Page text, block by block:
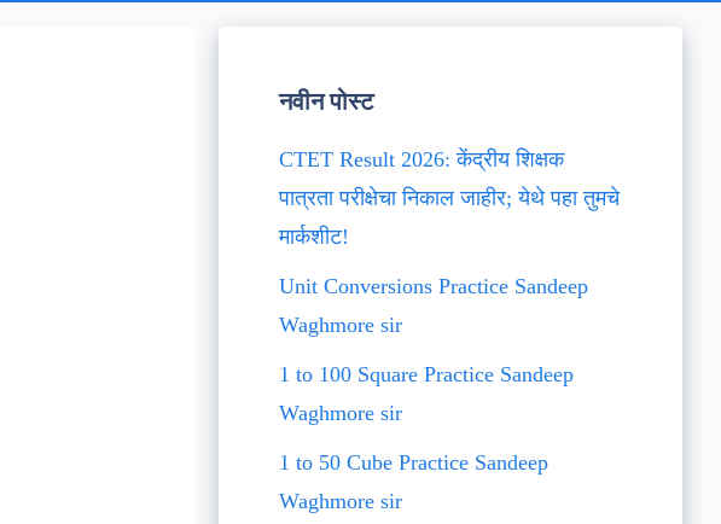
नवीन पोस्ट
CTET Result 2026: केंद्रीय शिक्षक
पात्रता परीक्षेचा निकाल जाहीर; येथे पहा तुमचे
मार्कशीट!
Unit Conversions Practice Sandeep
Waghmore sir
1 to 100 Square Practice Sandeep
Waghmore sir
1 to 50 Cube Practice Sandeep
Waghmore sir